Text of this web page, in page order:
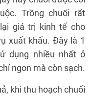
Trồng chuối rất
giá trị kinh tế cho
xuất khẩu. Đây là 1
dụng nhiều nhất ở
ngon mà còn sạch.
khi thu hoạch chuối